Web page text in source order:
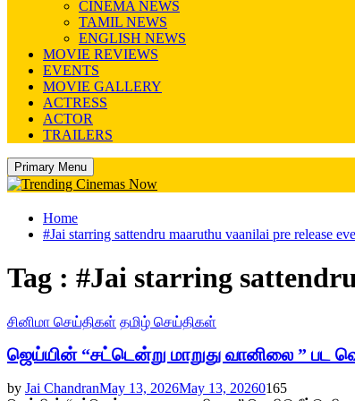
CINEMA NEWS
TAMIL NEWS
ENGLISH NEWS
MOVIE REVIEWS
EVENTS
MOVIE GALLERY
ACTRESS
ACTOR
TRAILERS
Primary Menu
Home
#Jai starring sattendru maaruthu vaanilai pre release
Tag : #Jai starring
சினிமா செய்திகள் தமிழ் செய்திகள்
ஜெய்யின் “சட்டென்று மாறுது வானிலை ” பட
by Jai ChandranMay 13, 2026May 13, 20260165